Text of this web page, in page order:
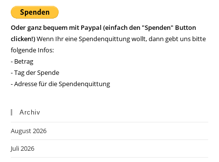
Oder ganz bequem mit Paypal (einfach den "Spenden" Button
clicken!)Wenn Ihr eine Spendenquittung wollt, dann gebt uns bitte
folgende Infos:
- Betrag
- Tag der Spende
- Adresse für die Spendenquittung
Archiv
August 2026
Juli 2026